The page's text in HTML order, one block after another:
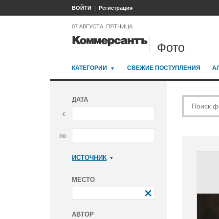
ВОЙТИ Регистрация
07 АВГУСТА, ПЯТНИЦА
Фото
КАТЕГОРИИ СВЕЖИЕ ПОСТУПЛЕНИЯ
ДАТА
с
по
ИСТОЧНИК
МЕСТО
АВТОР